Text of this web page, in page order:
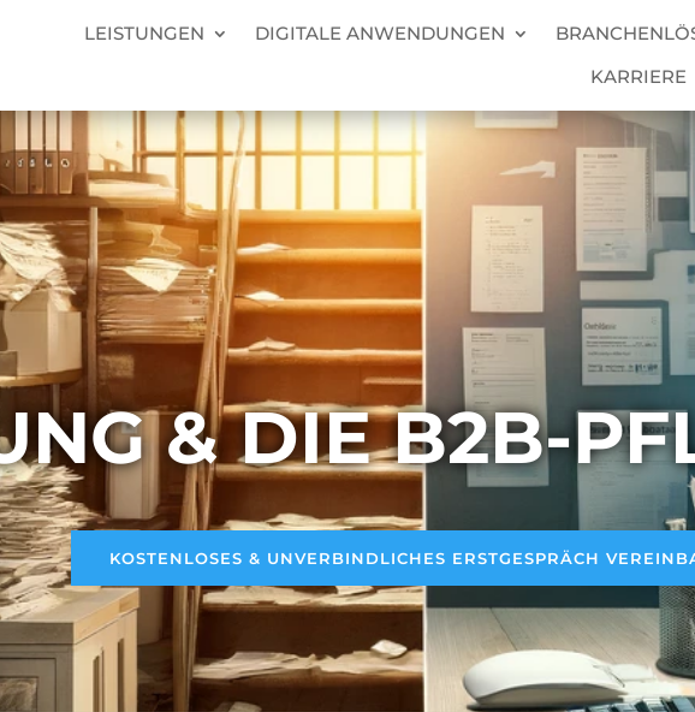
LEISTUNGEN DIGITALE ANWENDUNGEN
KARRIERE
& DIE B2B-
KOSTENLOSES & UNVERBINDLICHES ERSTGESPRÄCH